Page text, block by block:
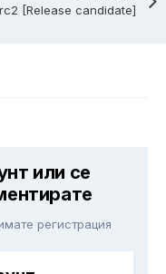
[Release candidate]
или се
регистрация